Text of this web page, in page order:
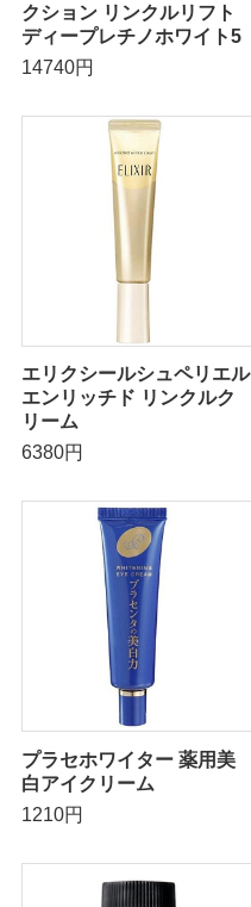
クション リンクルリフト
ディープレチノホワイト5
14740円
エリクシールシュペリエル
エンリッチド リンクルク
リーム
6380円
プラセホワイター 薬用美
白アイクリーム
1210円